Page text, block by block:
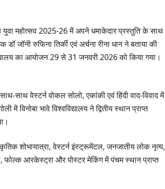
युवा महोत्सव 2025-26 में अपने धमाकेदार प्रस्तुति के साथ
जॉनी रुफिना तिर्की एवं अर्चना रीना धान ने बताया की
का आयोजन 29 से 31 जनवरी 2026 को किया गया।
साथ वेस्टर्न वोकल सोलो, एकांकी एवं हिंदी वाद-विवाद में
विनोबा भावे विश्वविद्यालय ने द्वितीय स्थान प्राप्त
शोभायात्रा, वेस्टर्न इंस्ट्रूमेंटल, जनजातीय लोक नृत्य,
फोल्क आरकेस्ट्रा और पोस्टर मेकिंग में पंचम स्थान प्राप्त